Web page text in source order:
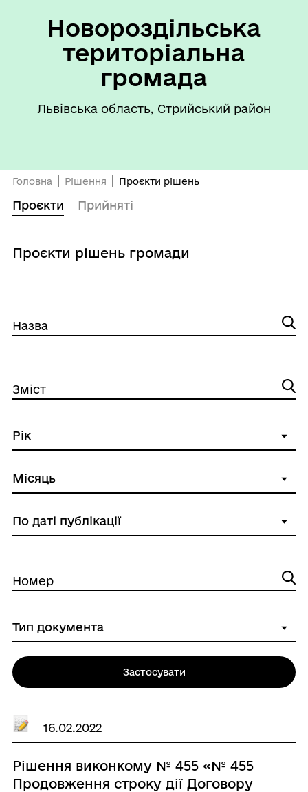
Новороздільська
територіальна
громада
Львівська область, Стрийський район
Головна Рішення Проєкти рішень
Проєкти Прийняті
Проєкти рішень громади
16.02.2022
Рішення виконкому № 455 «№ 455
Продовження строку дії Договору
Назва
Зміст
Номер
Застосувати